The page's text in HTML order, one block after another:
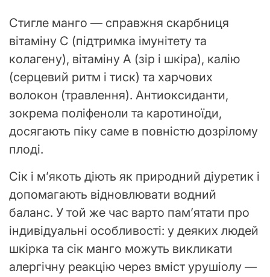
Стигле манго — справжня скарбниця
вітаміну C (підтримка імунітету та
колагену), вітаміну A (зір і шкіра), калію
(серцевий ритм і тиск) та харчових
волокон (травлення). Антиоксиданти,
зокрема поліфеноли та каротиноїди,
досягають піку саме в повністю дозрілому
плоді.
Сік і м’якоть діють як природний діуретик і
допомагають відновлювати водний
баланс. У той же час варто пам’ятати про
індивідуальні особливості: у деяких людей
шкірка та сік манго можуть викликати
алергічну реакцію через вміст урушіолу —